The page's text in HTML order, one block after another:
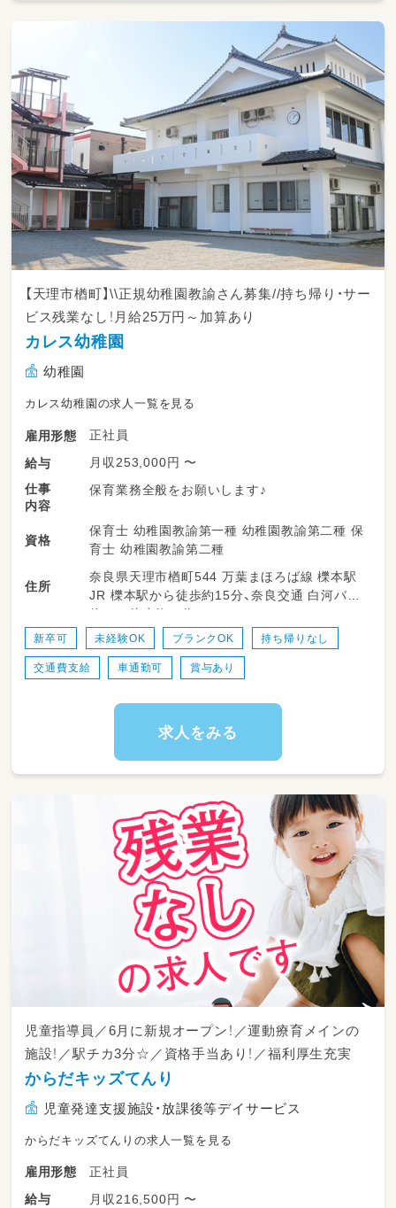
10:00 事務作業
12:00 休憩
13:00 (低学年児童)お迎え
13:30 事業所到着
15:00 (高学年児童)お迎え
15:30 事業所到着
17:00 児童のお送り
※残業は圧倒的に少ない職場です
もし未経験でも業務で失敗しても大丈夫！
研修制度もあり、しっかりとサポートします☆
【天理市楢町】\\正規幼稚園教諭さん募集//持ち帰り・サー
ビス残業なし！月給25万円～加算あり
カレス幼稚園
幼稚園
カレス幼稚園の求人一覧を見る
雇用形態
正社員
給与
月収253,000円 〜
仕事
内容
保育業務全般をお願いします♪
資格
保育士 幼稚園教諭第一種 幼稚園教諭第二種 保
育士 幼稚園教諭第二種
住所
奈良県天理市楢町544 万葉まほろば線 櫟本駅
JR 櫟本駅から徒歩約15分、奈良交通 白河バス
停から徒歩約３分
新卒可 未経験OK ブランクOK 持ち帰りなし
交通費支給 車通勤可 賞与あり
求人をみる
児童指導員／6月に新規オープン！／運動療育メインの
施設！／駅チカ3分☆／資格手当あり！／福利厚生充実
からだキッズてんり
児童発達支援施設・放課後等デイサービス
からだキッズてんりの求人一覧を見る
雇用形態
正社員
給与
月収216,500円 〜